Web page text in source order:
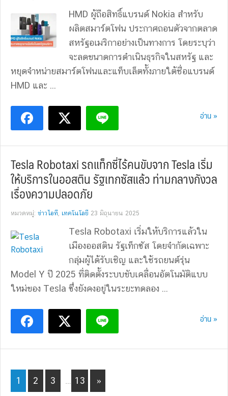
HMD ผู้ถือสิทธิ์แบรนด์ Nokia สำหรับ
ผลิตสมาร์ตโฟน ประกาศถอนตัวจากตลาด
สหรัฐอเมริกาอย่างเป็นทางการ โดยระบุว่า
จะลดขนาดการดำเนินธุรกิจในสหรัฐ และ
หยุดจำหน่ายสมาร์ตโฟนและแท็บเล็ตทั้งภายใต้ชื่อแบรนด์
HMD และ ...
อ่าน »
Tesla Robotaxi รถแท็กซี่ไร้คนขับจาก Tesla เริ่ม
ให้บริการในออสติน รัฐเทกซัสแล้ว ท่ามกลางกังวล
เรื่องความปลอดภัย
หมวดหมู่: ข่าวไอที, เทคโนโลยี 23 มิถุนายน 2025
Tesla Robotaxi เริ่มให้บริการแล้วใน
เมืองออสติน รัฐเท็กซัส โดยจำกัดเฉพาะ
กลุ่มผู้ได้รับเชิญ และใช้รถยนต์รุ่น
Model Y ปี 2025 ที่ติดตั้งระบบขับเคลื่อนอัตโนมัติแบบ
ใหม่ของ Tesla ซึ่งยังคงอยู่ในระยะทดลอง ...
อ่าน »
Page
1 Page
2 Page
3
Interim
pages
… Page
13 »